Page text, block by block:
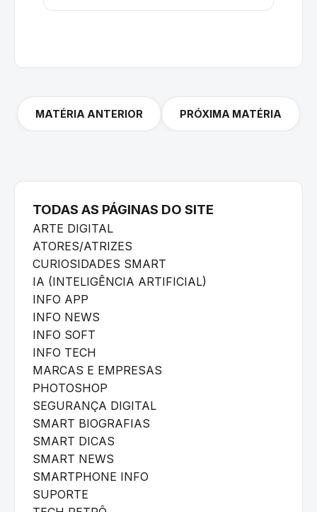
MATÉRIA ANTERIOR PRÓXIMA MATÉRIA
TODAS AS PÁGINAS DO SITE
ARTE DIGITAL
ATORES/ATRIZES
CURIOSIDADES SMART
IA (INTELIGÊNCIA ARTIFICIAL)
INFO APP
INFO NEWS
INFO SOFT
INFO TECH
MARCAS E EMPRESAS
PHOTOSHOP
SEGURANÇA DIGITAL
SMART BIOGRAFIAS
SMART DICAS
SMART NEWS
SMARTPHONE INFO
SUPORTE